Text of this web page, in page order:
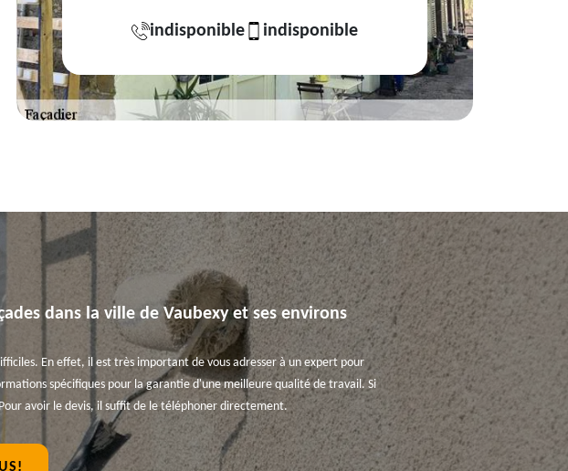
indisponible indisponible
dans la ville de Vaubexy et ses environs
En effet, il est très important de vous adresser à un expert pour
spécifiques pour la garantie d'une meilleure qualité de travail. Si
avoir le devis, il suffit de le téléphoner directement.